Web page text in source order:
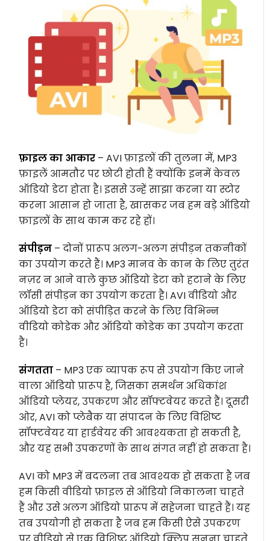
फ़ाइल का आकार – AVI फ़ाइलों की तुलना में, MP3
फ़ाइलें आमतौर पर छोटी होती हैं क्योंकि इनमें केवल
ऑडियो डेटा होता है। इससे उन्हें साझा करना या स्टोर
करना आसान हो जाता है, खासकर जब हम बड़े ऑडियो
फ़ाइलों के साथ काम कर रहे हों।
संपीड़न – दोनों प्रारूप अलग-अलग संपीड़न तकनीकों
का उपयोग करते हैं। MP3 मानव के कान के लिए तुरंत
नज़र न आने वाले कुछ ऑडियो डेटा को हटाने के लिए
लॉसी संपीड़न का उपयोग करता है। AVI वीडियो और
ऑडियो डेटा को संपीड़ित करने के लिए विभिन्न
वीडियो कोडेक और ऑडियो कोडेक का उपयोग करता
है।
संगतता – MP3 एक व्यापक रूप से उपयोग किए जाने
वाला ऑडियो प्रारूप है, जिसका समर्थन अधिकांश
ऑडियो प्लेयर, उपकरण और सॉफ्टवेयर करते हैं। दूसरी
ओर, AVI को प्लेबैक या संपादन के लिए विशिष्ट
सॉफ्टवेयर या हार्डवेयर की आवश्यकता हो सकती है,
और यह सभी उपकरणों के साथ संगत नहीं हो सकता है।
AVI को MP3 में बदलना तब आवश्यक हो सकता है जब
हम किसी वीडियो फ़ाइल से ऑडियो निकालना चाहते
हैं और उसे अलग ऑडियो प्रारूप में सहेजना चाहते हैं। यह
तब उपयोगी हो सकता है जब हम किसी ऐसे उपकरण